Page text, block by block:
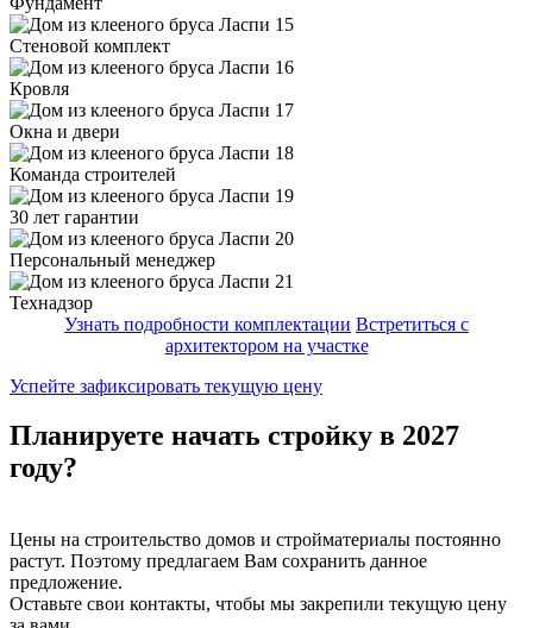
Стеновой комплект
Кровля
Окна и двери
Команда строителей
30 лет гарантии
Персональный менеджер
Технадзор
Узнать подробности комплектации Встретиться с
архитектором на участке
Успейте зафиксировать текущую цену
Планируете начать стройку в 2027
году?
Цены на строительство домов и стройматериалы постоянно
растут. Поэтому предлагаем Вам сохранить данное
предложение.
Оставьте свои контакты, чтобы мы закрепили текущую цену